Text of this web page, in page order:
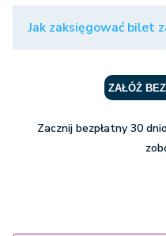
Jak zaksięgować bilet
ZAŁÓŻ
Zacznij bezpłatny 30